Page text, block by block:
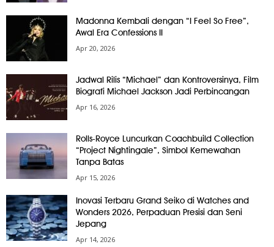
Madonna Kembali dengan “I Feel So Free”,
Awal Era Confessions II
Apr 20, 2026
Jadwal Rilis “Michael” dan Kontroversinya, Film
Biografi Michael Jackson Jadi Perbincangan
Apr 16, 2026
Rolls-Royce Luncurkan Coachbuild Collection
“Project Nightingale”, Simbol Kemewahan
Tanpa Batas
Apr 15, 2026
Inovasi Terbaru Grand Seiko di Watches and
Wonders 2026, Perpaduan Presisi dan Seni
Jepang
Apr 14, 2026